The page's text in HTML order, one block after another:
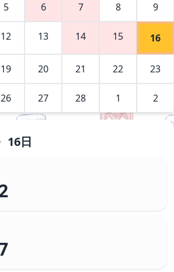
5 6 7 8 9
12 13 14 15 16
19 20 21 22 23
26 27 28 1 2
16日